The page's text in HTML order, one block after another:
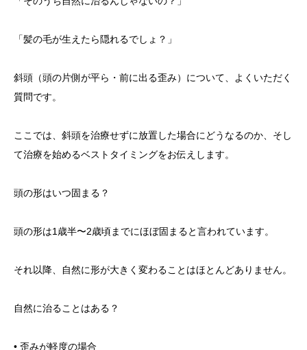
「髪の毛が生えたら隠れるでしょ？」
斜頭（頭の片側が平ら・前に出る歪み）について、よくいただく
質問です。
ここでは、斜頭を治療せずに放置した場合にどうなるのか、そし
て治療を始めるベストタイミングをお伝えします。
頭の形はいつ固まる？
頭の形は1歳半〜2歳頃までにほぼ固まると言われています。
それ以降、自然に形が大きく変わることはほとんどありません。
自然に治ることはある？
• 歪みが軽度の場合